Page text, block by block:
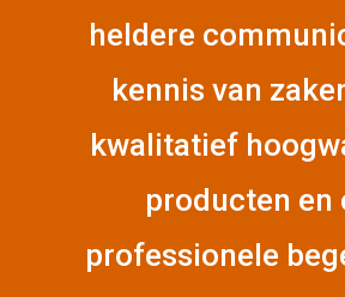
heldere
kennis van
kwalitatief
producten en
professionele